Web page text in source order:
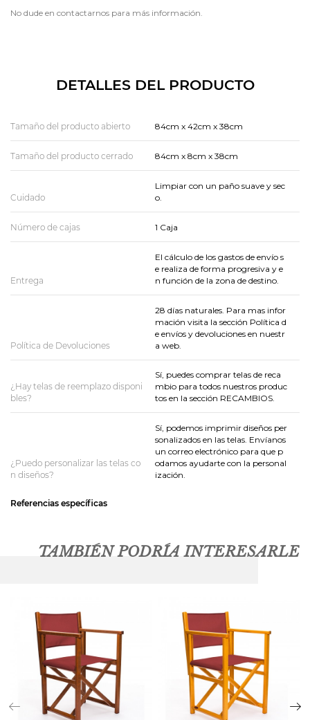
No dude en contactarnos para más información.
DETALLES DEL PRODUCTO
Tamaño del producto abierto 84cm x 42cm x 38cm
Tamaño del producto cerrado 84cm x 8cm x 38cm
Cuidado
Limpiar con un paño suave y sec
o.
Número de cajas 1 Caja
Entrega
El cálculo de los gastos de envío s
e realiza de forma progresiva y e
n función de la zona de destino.
Política de Devoluciones
28 días naturales. Para mas infor
mación visita la sección Política d
e envíos y devoluciones en nuestr
a web.
¿Hay telas de reemplazo disponi
bles?
Sí, puedes comprar telas de reca
mbio para todos nuestros produc
tos en la sección RECAMBIOS.
¿Puedo personalizar las telas co
n diseños?
Sí, podemos imprimir diseños per
sonalizados en las telas. Envíanos
un correo electrónico para que p
odamos ayudarte con la personal
ización.
Referencias específicas
TAMBIÉN PODRÍA INTERESARLE